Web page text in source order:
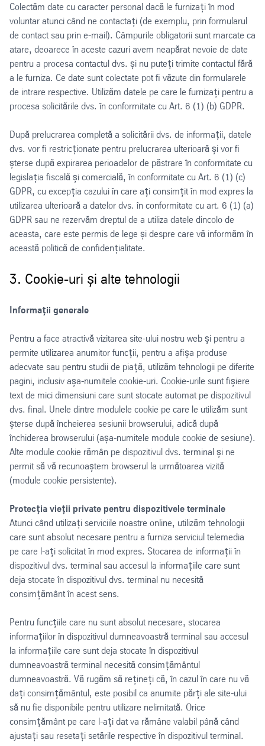
Colectăm date cu caracter personal dacă le furnizați în mod
voluntar atunci când ne contactați (de exemplu, prin formularul
de contact sau prin e-mail). Câmpurile obligatorii sunt marcate ca
atare, deoarece în aceste cazuri avem neapărat nevoie de date
pentru a procesa contactul dvs. și nu puteți trimite contactul fără
a le furniza. Ce date sunt colectate pot fi văzute din formularele
de intrare respective. Utilizăm datele pe care le furnizați pentru a
procesa solicitările dvs. în conformitate cu Art. 6 (1) (b) GDPR.
După prelucrarea completă a solicitării dvs. de informații, datele
dvs. vor fi restricționate pentru prelucrarea ulterioară și vor fi
șterse după expirarea perioadelor de păstrare în conformitate cu
legislația fiscală și comercială, în conformitate cu Art. 6 (1) (c)
GDPR, cu excepția cazului în care ați consimțit în mod expres la
utilizarea ulterioară a datelor dvs. în conformitate cu art. 6 (1) (a)
GDPR sau ne rezervăm dreptul de a utiliza datele dincolo de
aceasta, care este permis de lege și despre care vă informăm în
această politică de confidențialitate.
3. Cookie-uri și alte tehnologii
Informații generale
Pentru a face atractivă vizitarea site-ului nostru web și pentru a
permite utilizarea anumitor funcții, pentru a afișa produse
adecvate sau pentru studii de piață, utilizăm tehnologii pe diferite
pagini, inclusiv așa-numitele cookie-uri. Cookie-urile sunt fișiere
text de mici dimensiuni care sunt stocate automat pe dispozitivul
dvs. final. Unele dintre modulele cookie pe care le utilizăm sunt
șterse după încheierea sesiunii browserului, adică după
închiderea browserului (așa-numitele module cookie de sesiune).
Alte module cookie rămân pe dispozitivul dvs. terminal și ne
permit să vă recunoaștem browserul la următoarea vizită
(module cookie persistente).
Protecția vieții private pentru dispozitivele terminale
Atunci când utilizați serviciile noastre online, utilizăm tehnologii
care sunt absolut necesare pentru a furniza serviciul telemedia
pe care l-ați solicitat în mod expres. Stocarea de informații în
dispozitivul dvs. terminal sau accesul la informațiile care sunt
deja stocate în dispozitivul dvs. terminal nu necesită
consimțământ în acest sens.
Pentru funcțiile care nu sunt absolut necesare, stocarea
informațiilor în dispozitivul dumneavoastră terminal sau accesul
la informațiile care sunt deja stocate în dispozitivul
dumneavoastră terminal necesită consimțământul
dumneavoastră. Vă rugăm să rețineți că, în cazul în care nu vă
dați consimțământul, este posibil ca anumite părți ale site-ului
să nu fie disponibile pentru utilizare nelimitată. Orice
consimțământ pe care l-ați dat va rămâne valabil până când
ajustați sau resetați setările respective în dispozitivul terminal.